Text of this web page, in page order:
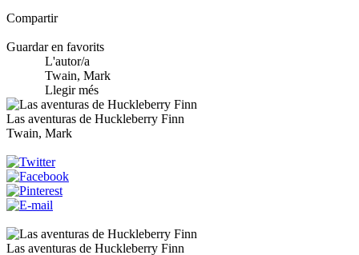
Compartir
Guardar en favorits
L'autor/a
Twain, Mark
Llegir més
Las aventuras de Huckleberry Finn
Twain, Mark
Las aventuras de Huckleberry Finn